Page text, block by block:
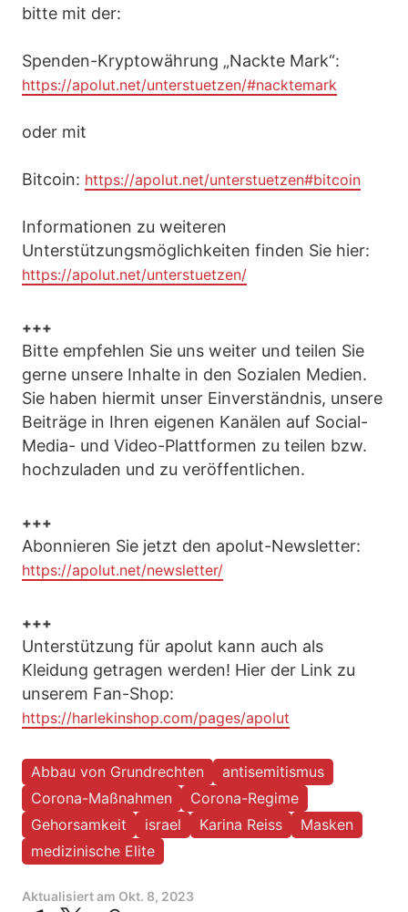
bitte mit der:
Spenden-Kryptowährung „Nackte Mark“:
https://apolut.net/unterstuetzen/#nacktemark
oder mit
Bitcoin: https://apolut.net/unterstuetzen#bitcoin
Informationen zu weiteren
Unterstützungsmöglichkeiten finden Sie hier:
https://apolut.net/unterstuetzen/
+++
Bitte empfehlen Sie uns weiter und teilen Sie
gerne unsere Inhalte in den Sozialen Medien.
Sie haben hiermit unser Einverständnis, unsere
Beiträge in Ihren eigenen Kanälen auf Social-
Media- und Video-Plattformen zu teilen bzw.
hochzuladen und zu veröffentlichen.
+++
Abonnieren Sie jetzt den apolut-Newsletter:
https://apolut.net/newsletter/
+++
Unterstützung für apolut kann auch als
Kleidung getragen werden! Hier der Link zu
unserem Fan-Shop:
https://harlekinshop.com/pages/apolut
Abbau von Grundrechten
antisemitismus
Corona-Maßnahmen
Corona-Regime
Gehorsamkeit
israel Karina Reiss
Masken
medizinische Elite
Aktualisiert am Okt. 8, 2023